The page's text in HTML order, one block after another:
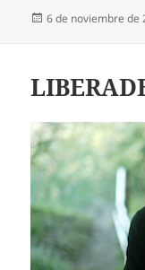
Publicado
6 de noviembre de